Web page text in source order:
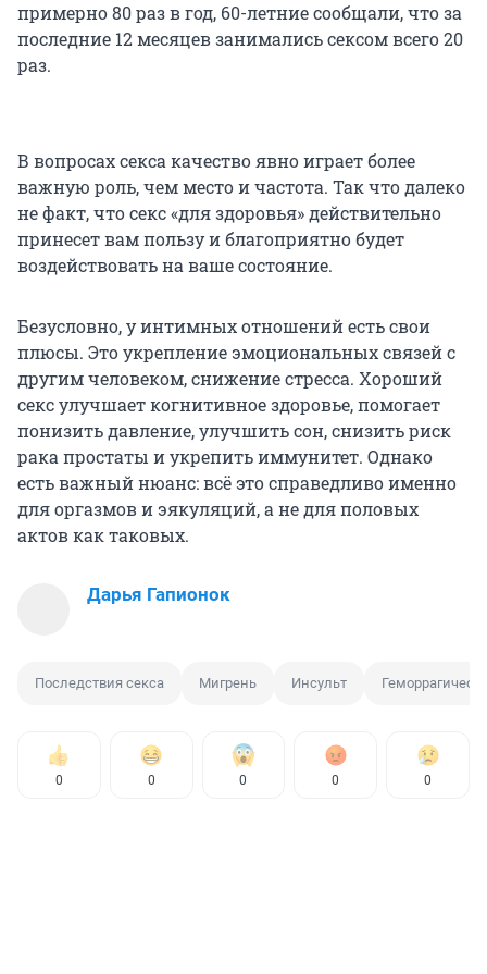
примерно 80 раз в год, 60-летние сообщали, что за
последние 12 месяцев занимались сексом всего 20
раз.
В вопросах секса качество явно играет более
важную роль, чем место и частота. Так что далеко
не факт, что секс «для здоровья» действительно
принесет вам пользу и благоприятно будет
воздействовать на ваше состояние.
Безусловно, у интимных отношений есть свои
плюсы. Это укрепление эмоциональных связей с
другим человеком, снижение стресса. Хороший
секс улучшает когнитивное здоровье, помогает
понизить давление, улучшить сон, снизить риск
рака простаты и укрепить иммунитет. Однако
есть важный нюанс: всё это справедливо именно
для оргазмов и эякуляций, а не для половых
актов как таковых.
Дарья Гапионок
Последствия секса Мигрень Инсульт
0 0 0 0 0